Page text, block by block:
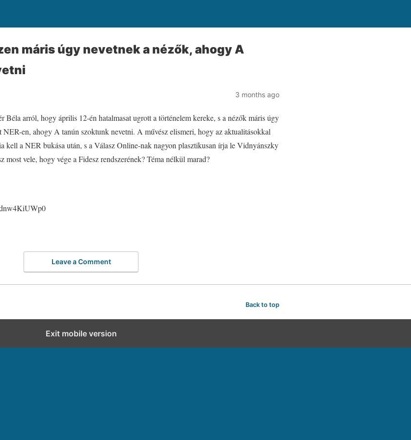
máris úgy nevetnek a nézők, ahogy A
3 months ago
Béla arról, hogy április 12-én hatalmasat ugrott a történelem kereke, s a nézők máris úgy
NER-en, ahogy A tanún szoktunk nevetni. A művész elismeri, hogy az aktualitásokkal
kell a NER bukása után, s a Válasz Online-nak nagyon plasztikusan írja le Vidnyánszky
vele, hogy vége a Fidesz rendszerének? Téma nélkül marad?
Leave a Comment
Back to top
Exit mobile version